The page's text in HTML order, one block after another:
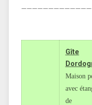
Gîte
Maison
avec
de